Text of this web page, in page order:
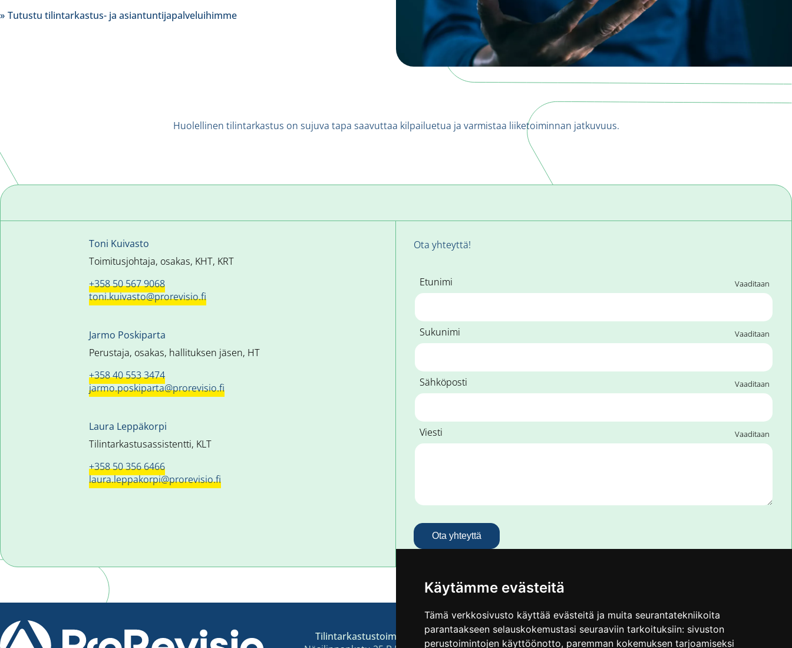
Käytämme evästeitä
Tämä verkkosivusto käyttää evästeitä ja muita seurantatekniikoita
parantaakseen selauskokemustasi seuraaviin tarkoituksiin: sivuston
perustoimintojen käyttöönotto, paremman kokemuksen tarjoamiseksi
Tutustu tilintarkastus- ja asiantuntijapalveluihimme
Huolellinen tilintarkastus on sujuva tapa saavuttaa kilpailuetua ja varmistaa liiketoiminnan jatkuvuus.
Toni Kuivasto
Toimitusjohtaja, osakas, KHT, KRT
+358 50 567 9068
toni.kuivasto@prorevisio.fi
Jarmo Poskiparta
Perustaja, osakas, hallituksen jäsen, HT
+358 40 553 3474
jarmo.poskiparta@prorevisio.fi
Laura Leppäkorpi
Tilintarkastusassistentti, KLT
+358 50 356 6466
laura.leppakorpi@prorevisio.fi
Ota yhteyttä!
Etunimi Vaaditaan
Sukunimi Vaaditaan
Sähköposti Vaaditaan
Viesti Vaaditaan
Ota yhteyttä
Tilintarkastustoimisto ProRevisio Oy
Tietosuojaseloste